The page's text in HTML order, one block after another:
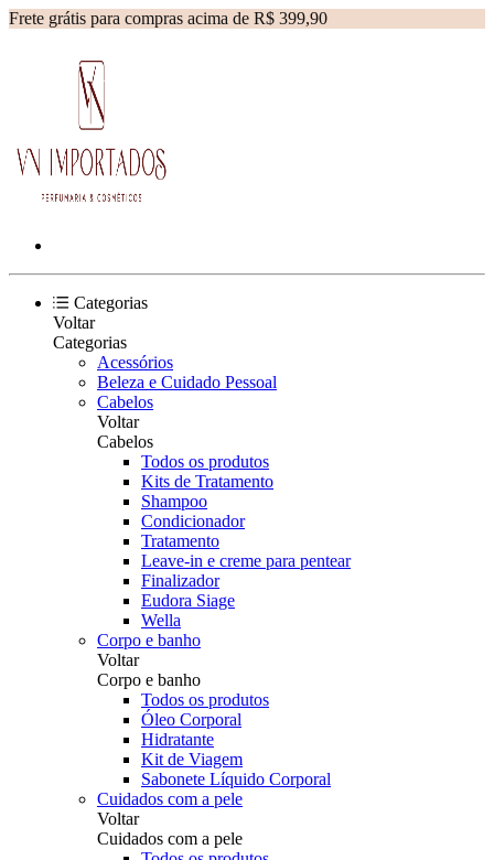
Frete grátis para compras acima de R$ 399,90
Categorias
Voltar
Categorias
Acessórios
Beleza e Cuidado Pessoal
Cabelos
Voltar
Cabelos
Todos os produtos
Kits de Tratamento
Shampoo
Condicionador
Tratamento
Leave-in e creme para pentear
Finalizador
Eudora Siage
Wella
Corpo e banho
Voltar
Corpo e banho
Todos os produtos
Óleo Corporal
Hidratante
Kit de Viagem
Sabonete Líquido Corporal
Cuidados com a pele
Voltar
Cuidados com a pele